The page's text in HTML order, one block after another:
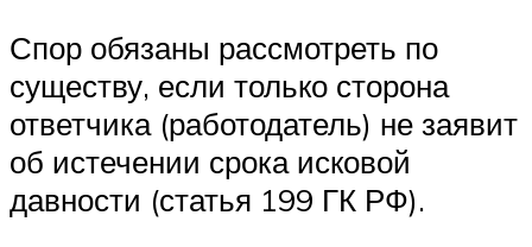
Спор обязаны рассмотреть по
существу, если только сторона
ответчика (работодатель) не заявит
об истечении срока исковой
давности (статья 199 ГК РФ).